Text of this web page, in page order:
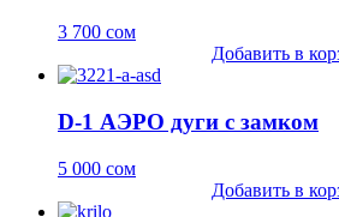
3 700 сом
Добавить в
D-1 АЭРО дуги с замком
5 000 сом
Добавить в